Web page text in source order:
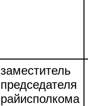
заместитель
председателя
райисполкома